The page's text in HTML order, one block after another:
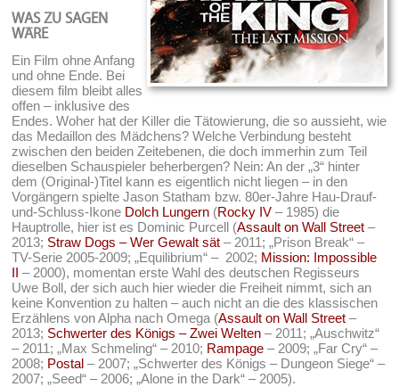
WAS ZU SAGEN
WÄRE
Ein Film ohne Anfang
und ohne Ende. Bei
diesem film bleibt alles
offen – inklusive des
Endes. Woher hat der Killer die Tätowierung, die so aussieht, wie
das Medaillon des Mädchens? Welche Verbindung besteht
zwischen den beiden Zeitebenen, die doch immerhin zum Teil
dieselben Schauspieler beherbergen? Nein: An der „3“ hinter
dem (Original-)Titel kann es eigentlich nicht liegen – in den
Vorgängern spielte Jason Statham bzw. 80er-Jahre Hau-Drauf-
und-Schluss-Ikone Dolch Lungern (Rocky IV – 1985) die
Hauptrolle, hier ist es Dominic Purcell (Assault on Wall Street –
2013; Straw Dogs – Wer Gewalt sät – 2011; „Prison Break“ –
TV-Serie 2005-2009; „Equilibrium“ – 2002; Mission: Impossible
II – 2000), momentan erste Wahl des deutschen Regisseurs
Uwe Boll, der sich auch hier wieder die Freiheit nimmt, sich an
keine Konvention zu halten – auch nicht an die des klassischen
Erzählens von Alpha nach Omega (Assault on Wall Street –
2013; Schwerter des Königs – Zwei Welten – 2011; „Auschwitz“
– 2011; „Max Schmeling“ – 2010; Rampage – 2009; „Far Cry“ –
2008; Postal – 2007; „Schwerter des Königs – Dungeon Siege“ –
2007; „Seed“ – 2006; „Alone in the Dark“ – 2005).